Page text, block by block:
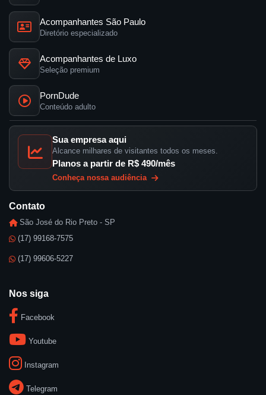
Acompanhantes São Paulo
Diretório especializado
Acompanhantes de Luxo
Seleção premium
PornDude
Conteúdo adulto
Sua empresa aqui
Alcance milhares de visitantes todos os meses.
Planos a partir de R$ 490/mês
Conheça nossa audiência
Contato
São José do Rio Preto - SP
(17) 99168-7575
(17) 99606-5227
Nos siga
Facebook
Youtube
Instagram
Telegram